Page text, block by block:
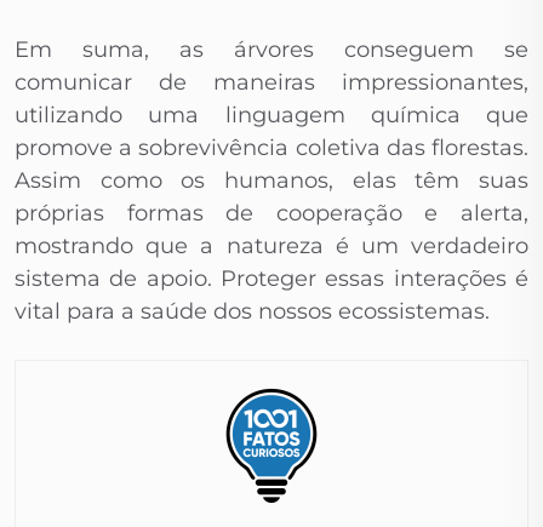
Em suma, as árvores conseguem se
comunicar de maneiras impressionantes,
utilizando uma linguagem química que
promove a sobrevivência coletiva das florestas.
Assim como os humanos, elas têm suas
próprias formas de cooperação e alerta,
mostrando que a natureza é um verdadeiro
sistema de apoio. Proteger essas interações é
vital para a saúde dos nossos ecossistemas.